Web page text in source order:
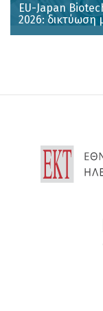
EU-Japan
2026: δικτύωση